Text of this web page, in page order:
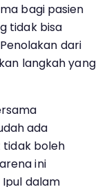
bagi pasien
tidak bisa
dari
langkah yang
ada
tidak boleh
ini
Ipul dalam